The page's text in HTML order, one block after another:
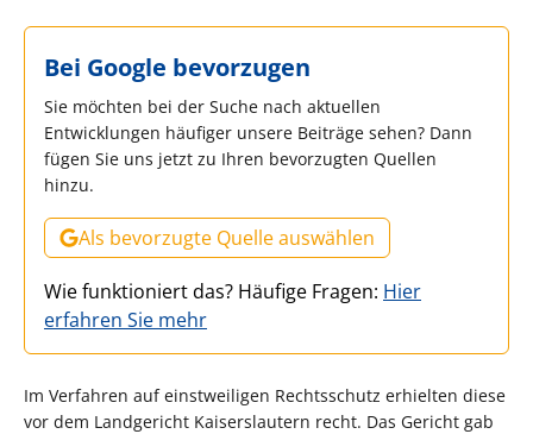
Bei Google bevorzugen
Sie möchten bei der Suche nach aktuellen
Entwicklungen häufiger unsere Beiträge sehen? Dann
fügen Sie uns jetzt zu Ihren bevorzugten Quellen
hinzu.
Als bevorzugte Quelle auswählen
Wie funktioniert das? Häufige Fragen: Hier
erfahren Sie mehr
Im Verfahren auf einstweiligen Rechtsschutz erhielten diese
vor dem Landgericht Kaiserslautern recht. Das Gericht gab